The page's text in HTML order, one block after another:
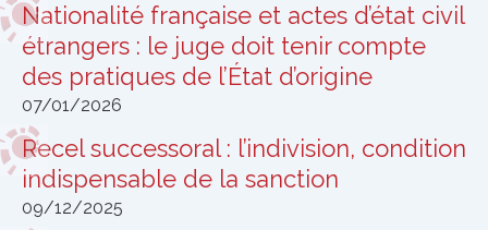
Nationalité française et actes d’état civil
étrangers : le juge doit tenir compte
des pratiques de l’État d’origine
07/01/2026
Recel successoral : l’indivision, condition
indispensable de la sanction
09/12/2025